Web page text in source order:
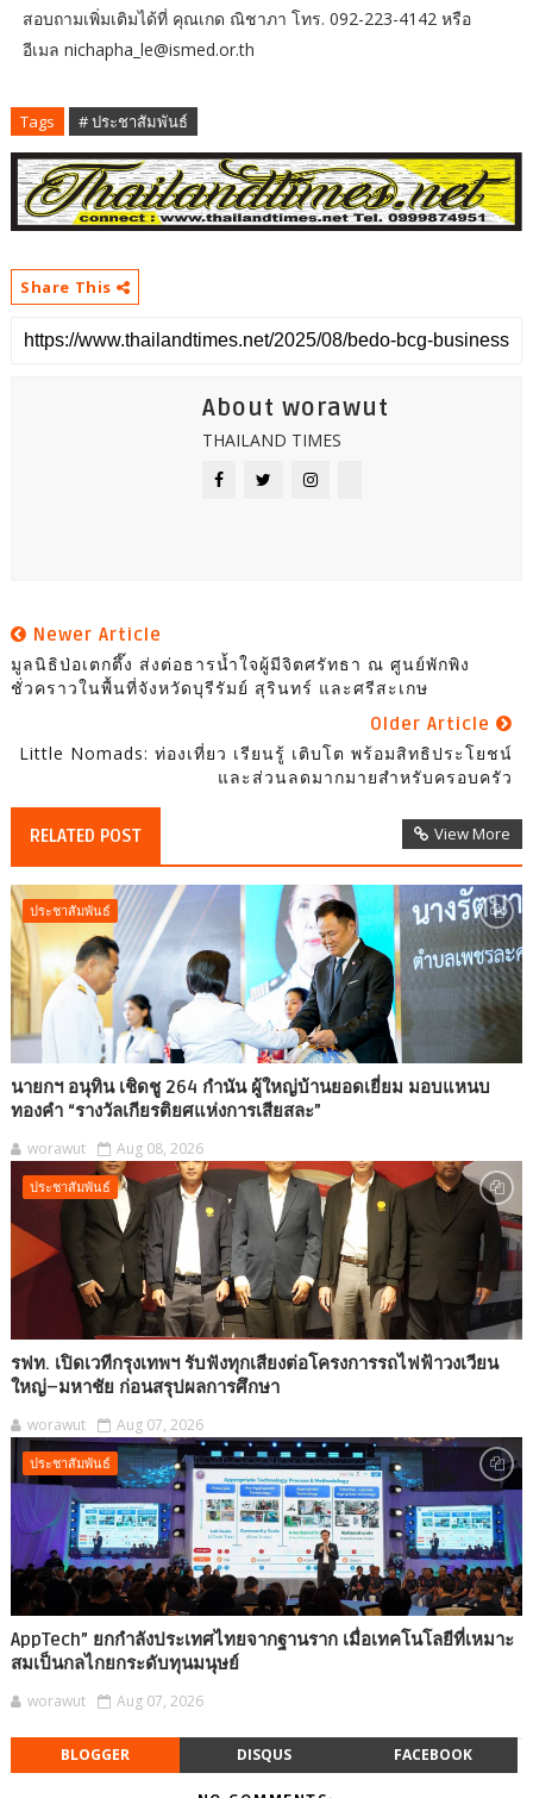
สอบถามเพิ่มเติมได้ที่ คุณเกด ณิชาภา โทร. 092-223-4142 หรือ
อีเมล nichapha_le@ismed.or.th
Tags # ประชาสัมพันธ์
Share This
About worawut
THAILAND TIMES
Newer Article
มูลนิธิป่อเตกตึ๊ง ส่งต่อธารน้ำใจผู้มีจิตศรัทธา ณ ศูนย์พักพิง
ชั่วคราวในพื้นที่จังหวัดบุรีรัมย์ สุรินทร์ และศรีสะเกษ
Older Article
Little Nomads: ท่องเที่ยว เรียนรู้ เติบโต พร้อมสิทธิประโยชน์
และส่วนลดมากมายสำหรับครอบครัว
RELATED POST View More
ประชาสัมพันธ์
นายกฯ อนุทิน เชิดชู 264 กำนัน ผู้ใหญ่บ้านยอดเยี่ยม มอบแหนบ
ทองคำ “รางวัลเกียรติยศแห่งการเสียสละ”
worawut Aug 08, 2026
ประชาสัมพันธ์
รฟท. เปิดเวทีกรุงเทพฯ รับฟังทุกเสียงต่อโครงการรถไฟฟ้าวงเวียน
ใหญ่–มหาชัย ก่อนสรุปผลการศึกษา
worawut Aug 07, 2026
ประชาสัมพันธ์
AppTech”​ ยกกำลังประเทศไทยจากฐานราก เมื่อเทคโนโลยีที่เหมาะ
สมเป็นกลไกยกระดับทุนมนุษย์
worawut Aug 07, 2026
BLOGGER DISQUS FACEBOOK